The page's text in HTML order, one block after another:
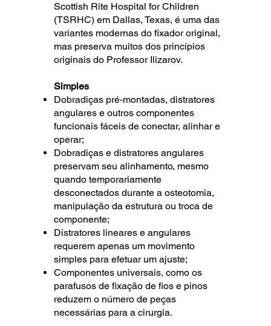
Scottish Rite Hospital for Children
(TSRHC) em Dallas, Texas, é uma das
variantes modernas do fixador original,
mas preserva muitos dos princípios
originais do Professor Ilizarov.
Simples
Dobradiças pré-montadas, distratores
angulares e outros componentes
funcionais fáceis de conectar, alinhar e
operar;
Dobradiças e distratores angulares
preservam seu alinhamento, mesmo
quando temporariamente
desconectados durante a osteotomia,
manipulação da estrutura ou troca de
componente;
Distratores lineares e angulares
requerem apenas um movimento
simples para efetuar um ajuste;
Componentes universais, como os
parafusos de fixação de fios e pinos
reduzem o número de peças
necessárias para a cirurgia.